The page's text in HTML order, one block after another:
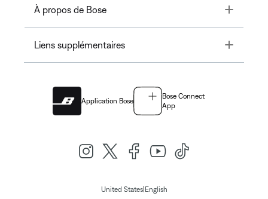
À propos de Bose Toggle
Liens supplémentaires Toggle
Application Bose
Bose Connect
App
United States| English